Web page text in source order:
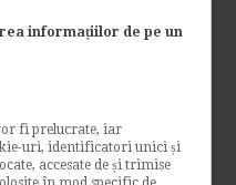
informațiilor de pe un
fi prelucrate, iar
uri, identificatori unici și
accesate de și trimise